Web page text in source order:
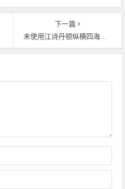
下一篇
未使用江诗丹顿纵横四海系列精钢自动机械男表回收价格查询